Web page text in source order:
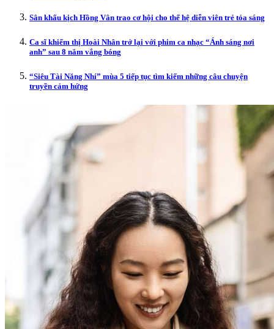
Sân khấu kịch Hồng Vân trao cơ hội cho thế hệ diễn viên trẻ tỏa sáng
Ca sĩ khiếm thị Hoài Nhân trở lại với phim ca nhạc “Ánh sáng nơi
anh” sau 8 năm vắng bóng
“Siêu Tài Năng Nhí” mùa 5 tiếp tục tìm kiếm những câu chuyện
truyền cảm hứng